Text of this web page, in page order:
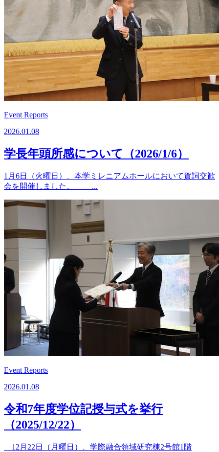
Event Reports
2026.01.08
学長年頭所感について（2026/1/6）
1月6日（火曜日）、本学ミレニアムホールにおいて賀詞交歓
会を開催しました。 ...
Event Reports
2026.01.08
令和7年度学位記授与式を挙行
（2025/12/22）
12月22日（月曜日）、学際融合領域研究棟2号館1階